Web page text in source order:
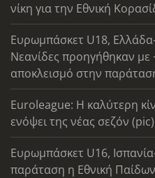
νίκη για την Εθνική
Ευρωμπάσκετ U18,
Νεανίδες προηγήθηκαν
αποκλεισμό στην
Euroleague: Η καλύτερη
ενόψει της νέας σεζόν (pic)
Ευρωμπάσκετ U16,
παράταση η Εθνική Παίδων